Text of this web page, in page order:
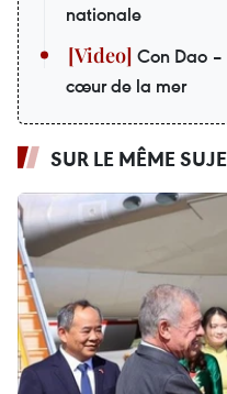
nationale
Con Dao
cœur de la mer
SUR LE MÊME